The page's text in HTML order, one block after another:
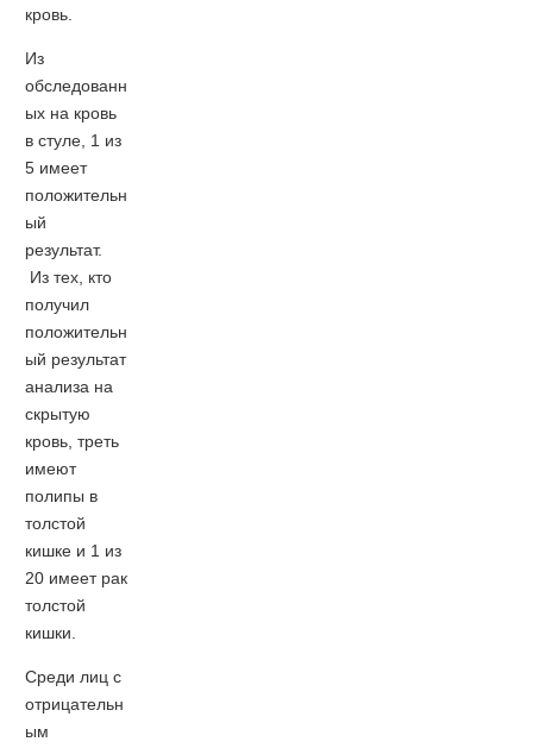
кровь.
Из
обследованн
ых на кровь
в стуле, 1 из
5 имеет
положительн
ый
результат.
Из тех, кто
получил
положительн
ый результат
анализа на
скрытую
кровь, треть
имеют
полипы в
толстой
кишке и 1 из
20 имеет рак
толстой
кишки.
Среди лиц с
отрицательн
ым